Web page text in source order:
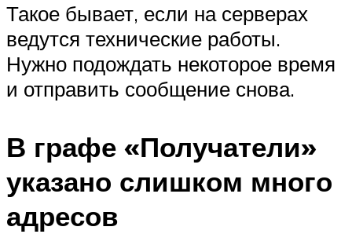
Такое бывает, если на серверах
ведутся технические работы.
Нужно подождать некоторое время
и отправить сообщение снова.
В графе «Получатели»
указано слишком много
адресов